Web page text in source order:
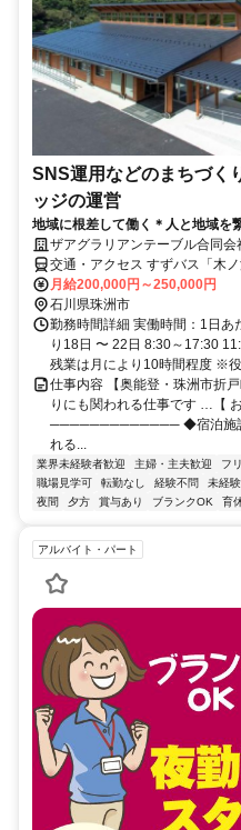
SNS運用などのまちづく
ッジの運営
地域に根差して働く＊人と地域を
ザアグラリアンテーブル合同会
交通・アクセス すずバス「木
より車で1時間、のと里山空港
45分 / 金沢市から約3時間
月給200,000円～250,000円
石川県珠洲市
勤務時間詳細 実働時間：1日あ
り18日 〜 22日 8:30～17:30
残業は月により10時間程度 ※
仕事内容 【奥能登・珠洲市折
りにも関われる仕事です …【
───────────── ◆宿泊施設
れる...
業界未経験者歓迎 主婦・主夫歓迎 フ
職場見学可
転勤なし 経験不問 未経
夜間
夕方 賞与あり ブランクOK 育
アルバイト・パート